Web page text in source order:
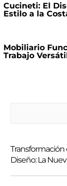
Cucineti: El
Estilo a la
Mobiliario
Trabajo
c
a
r
Transformación
Diseño: La